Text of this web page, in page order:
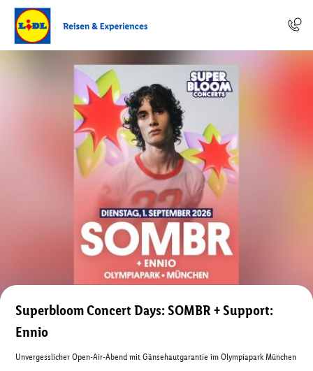
Superbloom Concert Days: SOMBR + Support:
Ennio
Unvergesslicher Open-Air-Abend mit Gänsehautgarantie im Olympiapark München